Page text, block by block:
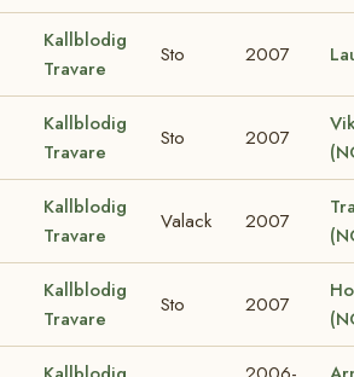
Kallblodig
Travare
Sto 2007
Kallblodig
Travare
Sto 2007
Kallblodig
Travare
Valack 2007
Kallblodig
Travare
Sto 2007